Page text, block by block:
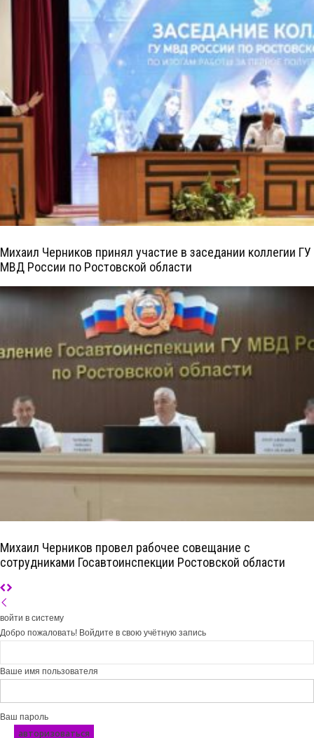
Михаил Черников принял участие в заседании коллегии ГУ
МВД России по Ростовской области
Михаил Черников провел рабочее совещание с
сотрудниками Госавтоинспекции Ростовской области
войти в систему
Добро пожаловать! Войдите в свою учётную запись
Ваше имя пользователя
Ваш пароль